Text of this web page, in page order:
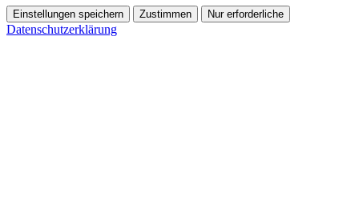
Einstellungen speichern Zustimmen Nur erforderliche
Datenschutzerklärung